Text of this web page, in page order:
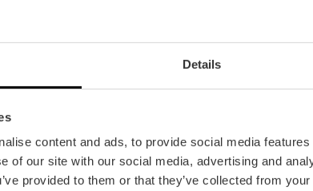
Details
content and ads, to provide social media
of our site with our social media, advertising and
provided to them or that they’ve collected from
Acepto el tratamiento de mis